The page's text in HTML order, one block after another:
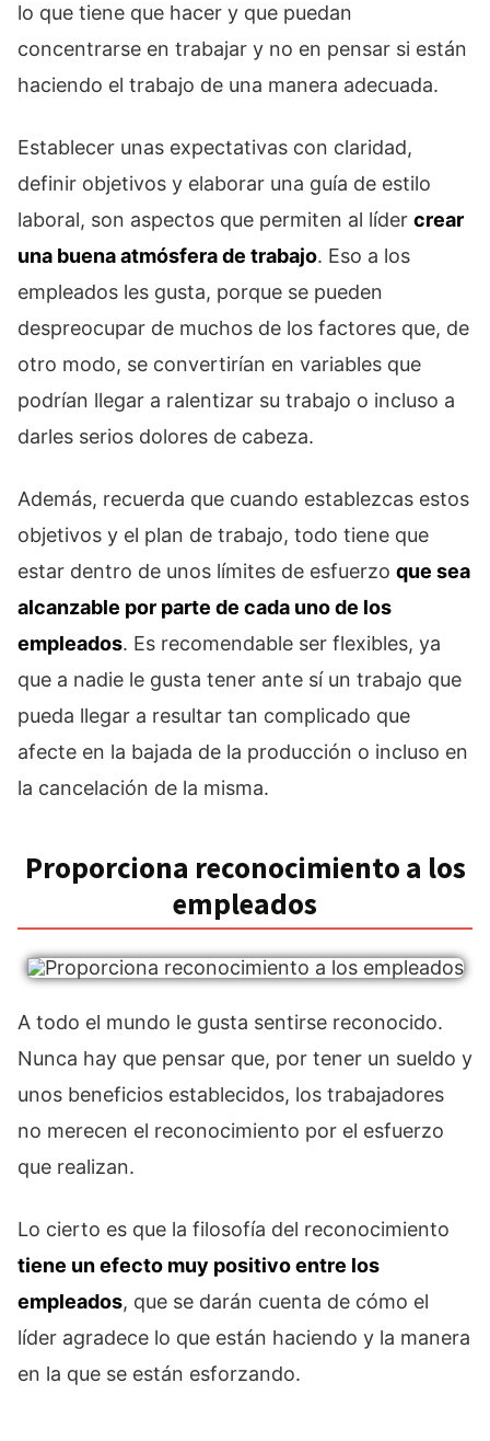
lo que tiene que hacer y que puedan
concentrarse en trabajar y no en pensar si están
haciendo el trabajo de una manera adecuada.
Establecer unas expectativas con claridad,
definir objetivos y elaborar una guía de estilo
laboral, son aspectos que permiten al líder crear
una buena atmósfera de trabajo. Eso a los
empleados les gusta, porque se pueden
despreocupar de muchos de los factores que, de
otro modo, se convertirían en variables que
podrían llegar a ralentizar su trabajo o incluso a
darles serios dolores de cabeza.
Además, recuerda que cuando establezcas estos
objetivos y el plan de trabajo, todo tiene que
estar dentro de unos límites de esfuerzo que sea
alcanzable por parte de cada uno de los
empleados. Es recomendable ser flexibles, ya
que a nadie le gusta tener ante sí un trabajo que
pueda llegar a resultar tan complicado que
afecte en la bajada de la producción o incluso en
la cancelación de la misma.
Proporciona reconocimiento a los
empleados
A todo el mundo le gusta sentirse reconocido.
Nunca hay que pensar que, por tener un sueldo y
unos beneficios establecidos, los trabajadores
no merecen el reconocimiento por el esfuerzo
que realizan.
Lo cierto es que la filosofía del reconocimiento
tiene un efecto muy positivo entre los
empleados, que se darán cuenta de cómo el
líder agradece lo que están haciendo y la manera
en la que se están esforzando.